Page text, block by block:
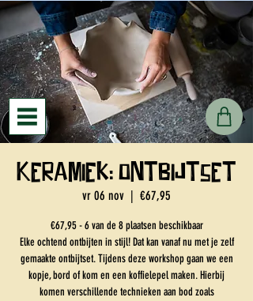
Keramiek: ontbijtset
vr 06 nov
  |
€67,95
€67,95 - 6 van de 8 plaatsen beschikbaar
Elke ochtend ontbijten in stijl! Dat kan vanaf nu met je zelf
gemaakte ontbijtset. Tijdens deze workshop gaan we een
kopje, bord of kom en een koffielepel maken. Hierbij
komen verschillende technieken aan bod zoals